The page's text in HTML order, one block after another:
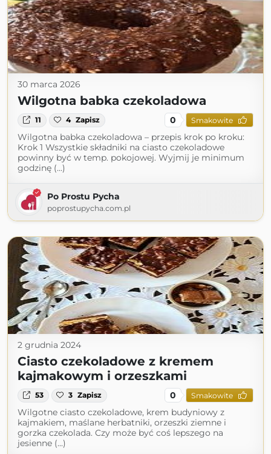
30 marca 2026
Wilgotna babka czekoladowa
11 4 Zapisz 0 Smakowite
Wilgotna babka czekoladowa – przepis krok po kroku:
Krok 1 Wszystkie składniki na ciasto czekoladowe
powinny być w temp. pokojowej. Wyjmij je minimum
godzinę (...)
Po Prostu Pycha
poprostupycha.com.pl
2 grudnia 2024
Ciasto czekoladowe z kremem
kajmakowym i orzeszkami
53 3 Zapisz 0 Smakowite
Wilgotne ciasto czekoladowe, krem budyniowy z
kajmakiem, maślane herbatniki, orzeszki ziemne i
gorzka czekolada. Czy może być coś lepszego na
jesienne (...)